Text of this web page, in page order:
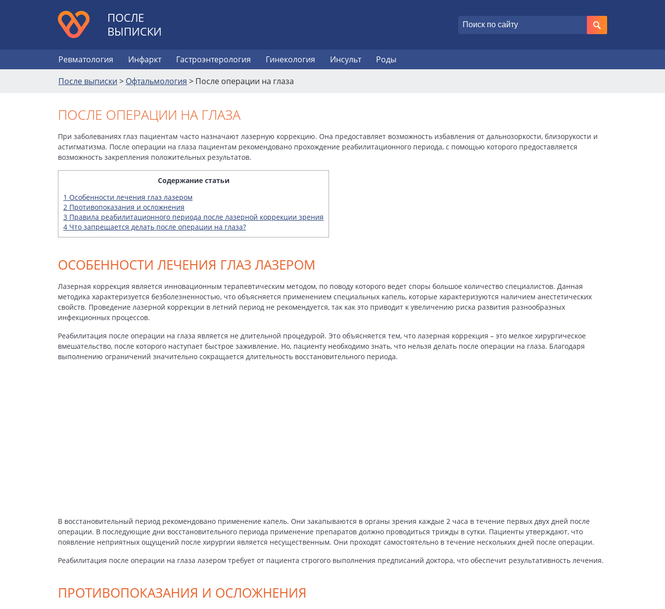
ПОСЛЕ
ВЫПИСКИ
Ревматология Инфаркт Гастроэнтерология Гинекология Инсульт
Роды
После выписки > Офтальмология > После операции на глаза
ПОСЛЕ ОПЕРАЦИИ НА ГЛАЗА
При заболеваниях глаз пациентам часто назначают лазерную коррекцию. Она предоставляет возможность избавления от дальнозоркости, близорукости и
астигматизма. После операции на глаза пациентам рекомендовано прохождение реабилитационного периода, с помощью которого предоставляется
возможность закрепления положительных результатов.
Содержание статьи
1 Особенности лечения глаз лазером
2 Противопоказания и осложнения
3 Правила реабилитационного периода после лазерной коррекции зрения
4 Что запрещается делать после операции на глаза?
ОСОБЕННОСТИ ЛЕЧЕНИЯ ГЛАЗ ЛАЗЕРОМ
Лазерная коррекция является инновационным терапевтическим методом, по поводу которого ведет споры большое количество специалистов. Данная
методика характеризуется безболезненностью, что объясняется применением специальных капель, которые характеризуются наличием анестетических
свойств. Проведение лазерной коррекции в летний период не рекомендуется, так как это приводит к увеличению риска развития разнообразных
инфекционных процессов.
Реабилитация после операции на глаза является не длительной процедурой. Это объясняется тем, что лазерная коррекция – это мелкое хирургическое
вмешательство, после которого наступает быстрое заживление. Но, пациенту необходимо знать, что нельзя делать после операции на глаза. Благодаря
выполнению ограничений значительно сокращается длительность восстановительного периода.
В восстановительный период рекомендовано применение капель. Они закапываются в органы зрения каждые 2 часа в течение первых двух дней после
операции. В последующие дни восстановительного периода применение препаратов должно проводиться трижды в сутки. Пациенты утверждают, что
появление неприятных ощущений после хирургии является несущественным. Они проходят самостоятельно в течение нескольких дней после операции.
Реабилитация после операции на глаза лазером требует от пациента строгого выполнения предписаний доктора, что обеспечит результативность лечения.
ПРОТИВОПОКАЗАНИЯ И ОСЛОЖНЕНИЯ